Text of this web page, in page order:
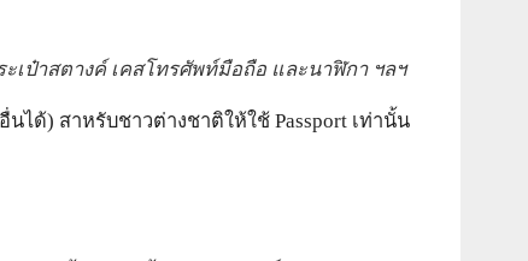
เป๋าสตางค์ เคสโทรศัพท์มือถือ และนาฬิกา ฯลฯ
ด้) สาหรับชาวต่างชาติให้ใช้ Passport เท่านั้น